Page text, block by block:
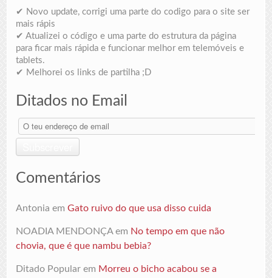
✔ Novo update, corrigi uma parte do codigo para o site ser
mais rápis
✔ Atualizei o código e uma parte do estrutura da página
para ficar mais rápida e funcionar melhor em telemóveis e
tablets.
✔ Melhorei os links de partilha ;D
Ditados no Email
O
teu
de
email
Comentários
Antonia emGato ruivo do que usa disso cuida
NOADIA MENDONÇAem No tempo em que não
chovia, que é que nambu bebia?
Ditado Popular em Morreu o bicho acabou se a